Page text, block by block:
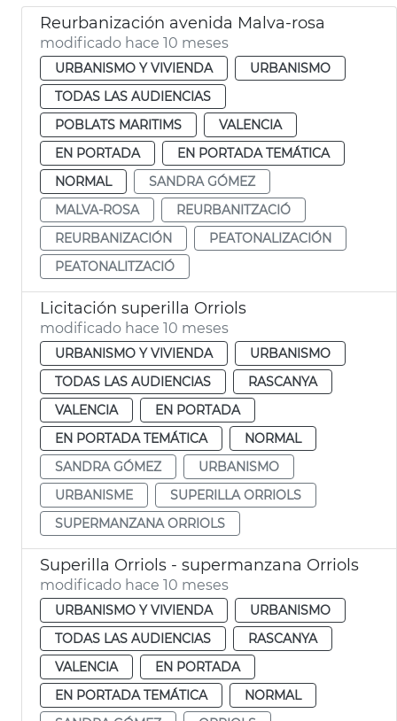
Reurbanización avenida Malva-rosa
modificado hace 10 meses
URBANISMO Y VIVIENDA
URBANISMO
TODAS LAS AUDIENCIAS
POBLATS MARITIMS
VALENCIA
EN PORTADA
EN PORTADA TEMÁTICA
NORMAL
SANDRA GÓMEZ
MALVA-ROSA
REURBANITZACIÓ
REURBANIZACIÓN
PEATONALIZACIÓN
PEATONALITZACIÓ
Licitación superilla Orriols
modificado hace 10 meses
URBANISMO Y VIVIENDA
URBANISMO
TODAS LAS AUDIENCIAS
RASCANYA
VALENCIA
EN PORTADA
EN PORTADA TEMÁTICA
NORMAL
SANDRA GÓMEZ
URBANISMO
URBANISME
SUPERILLA ORRIOLS
SUPERMANZANA ORRIOLS
Superilla Orriols - supermanzana Orriols
modificado hace 10 meses
URBANISMO Y VIVIENDA
URBANISMO
TODAS LAS AUDIENCIAS
RASCANYA
VALENCIA
EN PORTADA
EN PORTADA TEMÁTICA
NORMAL